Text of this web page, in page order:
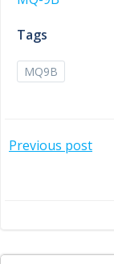
Tags
MQ9B
Post
Previous post